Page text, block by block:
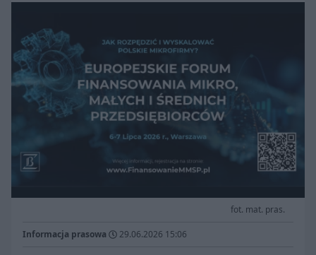
fot. mat. pras.
Informacja prasowa 29.06.2026 15:06